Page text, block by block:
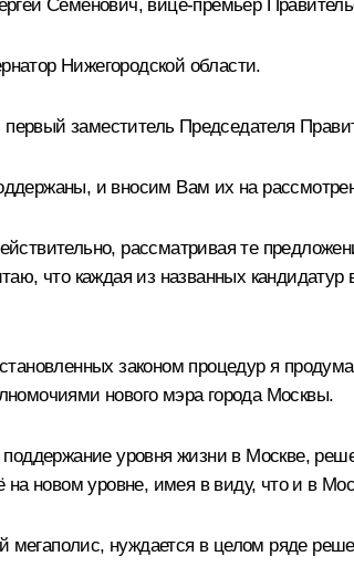
Семёнович, вице-премьер
Нижегородской области.
заместитель Председателя
и вносим Вам их на
рассматривая те
что каждая из названных кандидатур
законом процедур я
нового мэра города Москвы.
поддержание уровня жизни в Москве,
новом уровне, имея в виду, что и в
мегаполис, нуждается в целом ряде